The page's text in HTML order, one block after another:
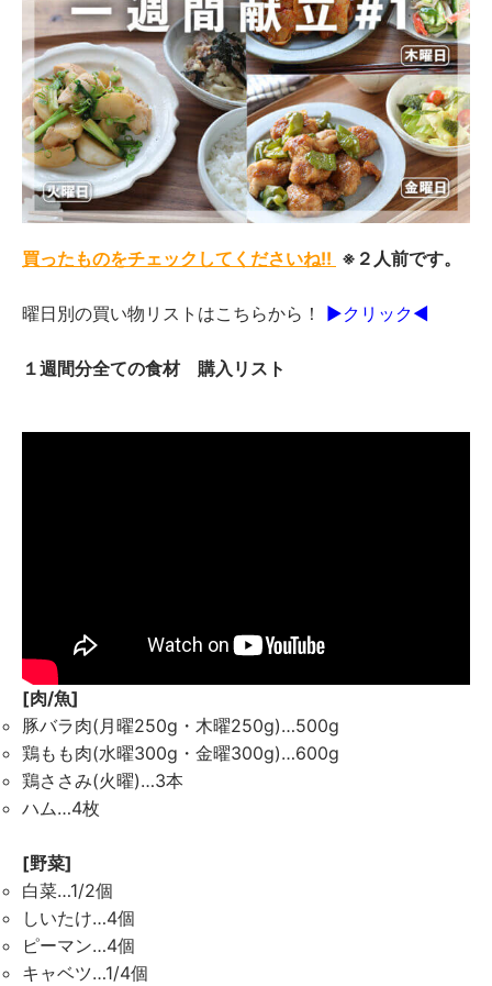
買ったものをチェックしてくださいね!! ※２人前です。
曜日別の買い物リストはこちらから！ ▶︎クリック◀︎
１週間分全ての食材 購入リスト
[肉/魚]
豚バラ肉(月曜250g・木曜250g)…500g
鶏もも肉(水曜300g・金曜300g)…600g
鶏ささみ(火曜)…3本
ハム…4枚
[野菜]
白菜…1/2個
しいたけ…4個
ピーマン…4個
キャベツ…1/4個